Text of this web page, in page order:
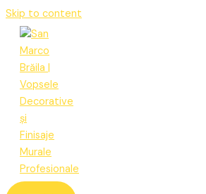
Skip to content